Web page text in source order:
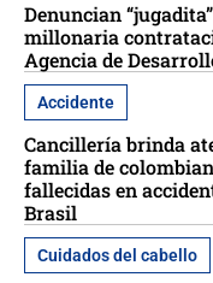
Denuncian
millonaria
Agencia de
Accidente
Cancillería brinda
familia de
fallecidas en
Brasil
Cuidados del cabello